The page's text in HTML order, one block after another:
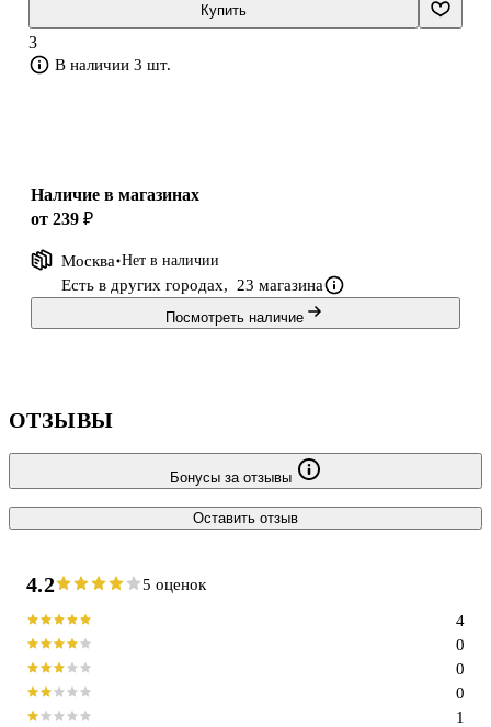
Купить
3
В наличии 3 шт.
Наличие в магазинах
от 239 ₽
Москва Нет в наличии
Есть в других городах, 23 магазина
Посмотреть наличие
ОТЗЫВЫ
Бонусы за отзывы
Оставить отзыв
4.2 5 оценок
1
0
0
0
4